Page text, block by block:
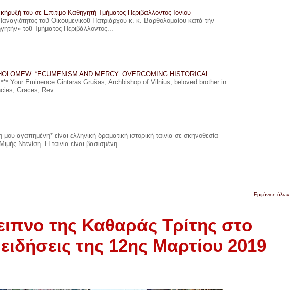
του σε Επίτιμο Καθηγητή Τμήματος Περιβάλλοντος Ιονίου
τοῦ Οἰκουμενικοῦ Πατριάρχου κ. κ. Βαρθολομαίου κατά τήν
τοῦ Τμήματος Περιβάλλοντος...
“ECUMENISM AND MERCY: OVERCOMING HISTORICAL
Your Eminence Gintaras Grušas, Archbishop of Vilnius, beloved brother in
Graces, Rev...
αγαπημένη* είναι ελληνική δραματική ιστορική ταινία σε σκηνοθεσία
Ντενίση. Η ταινία είναι βασισμένη ...
Εμφάνιση όλων
της Καθαράς Τρίτης στο
της 12ης Μαρτίου 2019